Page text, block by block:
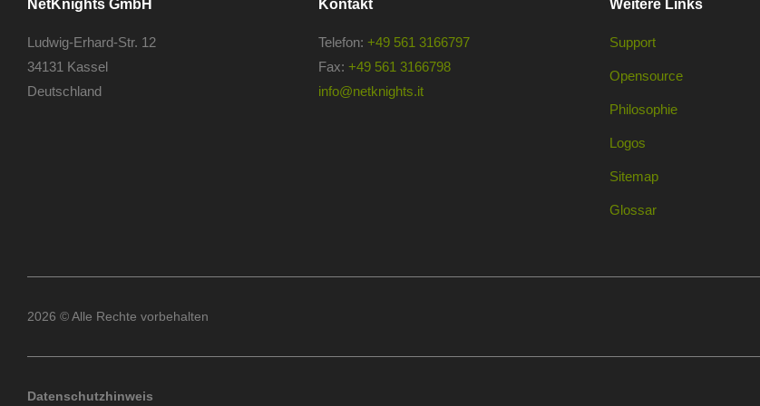
NetKnights GmbH
Ludwig-Erhard-Str. 12
34131 Kassel
Deutschland
Kontakt
Telefon: +49 561 3166797
Fax: +49 561 3166798
info@netknights.it
Weitere Links
Support
Opensource
Philosophie
Logos
Sitemap
Glossar
2026 © Alle Rechte vorbehalten
Datenschutzhinweis